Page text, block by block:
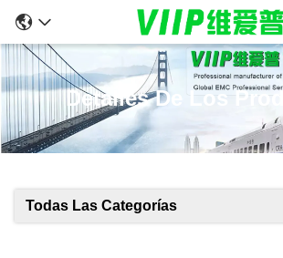
Detalles De Los
Todas Las Categorías